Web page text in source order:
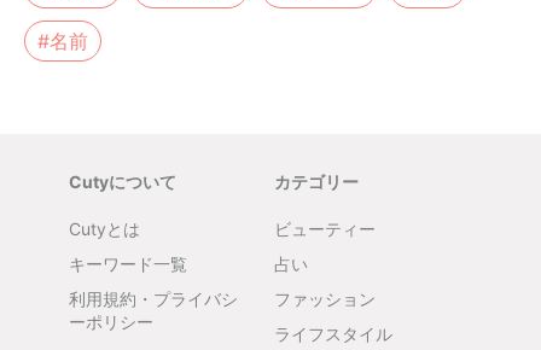
#名前
Cutyについて
Cutyとは
キーワード一覧
利用規約・プライバシ
ーポリシー
カテゴリー
ビューティー
占い
ファッション
ライフスタイル